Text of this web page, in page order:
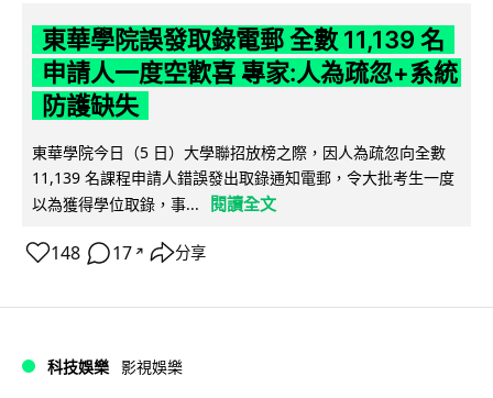
東華學院誤發取錄電郵 全數 11,139 名
申請人一度空歡喜 專家:人為疏忽+系統
防護缺失
東華學院今日（5 日）大學聯招放榜之際，因人為疏忽向全數
11,139 名課程申請人錯誤發出取錄通知電郵，令大批考生一度
以為獲得學位取錄，事...
閱讀全文
148 17 ↗ 分享
科技娛樂 影視娛樂